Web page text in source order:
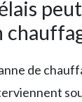
peut
de